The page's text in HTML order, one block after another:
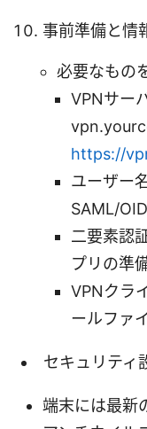
事前準備と情
必要なもの
VPNサー
https://
ユーザー
SAML/
二要素認
プリの準
VPNクラ
ールファ
セキュリティ
端末には最新